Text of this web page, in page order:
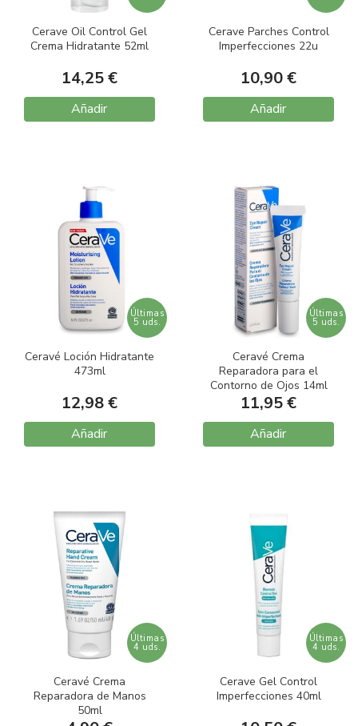
Cerave Oil Control Gel
Crema Hidratante 52ml
14,25 €
Añadir
Cerave Parches Control
Imperfecciones 22u
10,90 €
Añadir
Últimas
5 uds.
Ceravé Loción Hidratante
473ml
12,98 €
Añadir
Últimas
5 uds.
Ceravé Crema
Reparadora para el
Contorno de Ojos 14ml
11,95 €
Añadir
Últimas
4 uds.
Ceravé Crema
Reparadora de Manos
50ml
Últimas
4 uds.
Cerave Gel Control
Imperfecciones 40ml